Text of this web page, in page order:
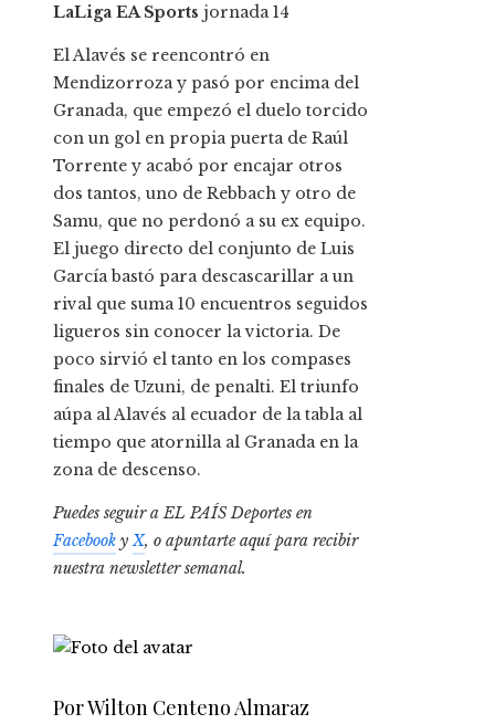
LaLiga EA Sports jornada 14
El Alavés se reencontró en
Mendizorroza y pasó por encima del
Granada, que empezó el duelo torcido
con un gol en propia puerta de Raúl
Torrente y acabó por encajar otros
dos tantos, uno de Rebbach y otro de
Samu, que no perdonó a su ex equipo.
El juego directo del conjunto de Luis
García bastó para descascarillar a un
rival que suma 10 encuentros seguidos
ligueros sin conocer la victoria. De
poco sirvió el tanto en los compases
finales de Uzuni, de penalti. El triunfo
aúpa al Alavés al ecuador de la tabla al
tiempo que atornilla al Granada en la
zona de descenso.
Puedes seguir a EL PAÍS Deportes en
Facebook y X, o apuntarte aquí para recibir
nuestra newsletter semanal.
Por Wilton Centeno Almaraz